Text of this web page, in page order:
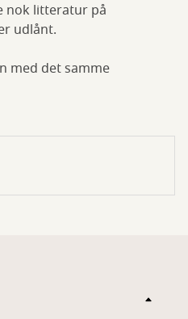
nok litteratur på
udlånt.
med det samme